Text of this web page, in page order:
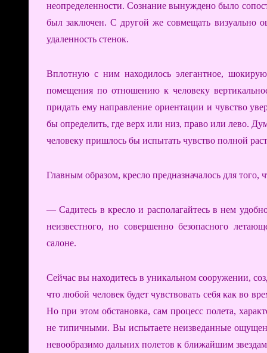
неопределенности. Сознание вынуждено было
был заключен. С другой же совмещать визуально
удаленность стенок.
Вплотную с ним находилось элегантное,
помещения по отношению к человеку
придать ему направление ориентации и чувство
бы определить, где верх или низ, право или лево.
человеку пришлось бы испытать чувство полной
Главным образом, кресло предназначалось для
— Садитесь в кресло и располагайтесь в нем
неизвестного, но совершенно безопасного
салоне.
Сейчас вы находитесь в уникальном сооружении,
что любой человек будет чувствовать себя как во
Но при этом обстановка, сам процесс полета,
не типичными. Вы испытаете неизведанные
невообразимо дальних полетов к ближайшим